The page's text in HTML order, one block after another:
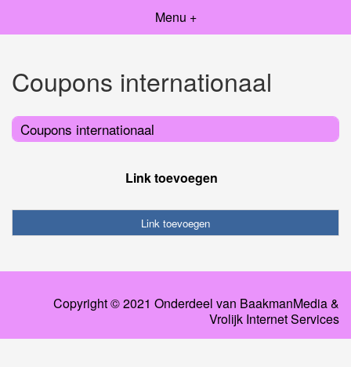
Menu +
Coupons internationaal
Coupons internationaal
Link toevoegen
Link toevoegen
Copyright © 2021 Onderdeel van BaakmanMedia&
Vrolijk Internet Services